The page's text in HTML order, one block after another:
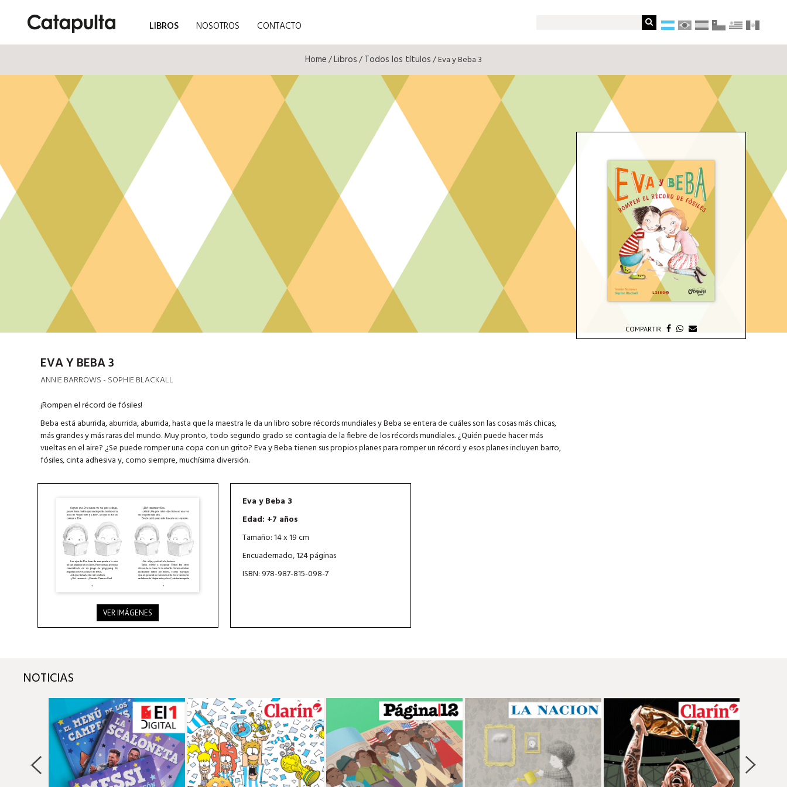
LIBROS NOSOTROS CONTACTO
Home/Libros/Todos los títulos/ Eva y Beba 3
COMPARTIR
EVA Y BEBA 3
ANNIE BARROWS - SOPHIE BLACKALL
¡Rompen el récord de fósiles!
Beba está aburrida, aburrida, aburrida, hasta que la maestra le da un libro sobre récords mundiales y Beba se entera de cuáles son las cosas más chicas,
más grandes y más raras del mundo. Muy pronto, todo segundo grado se contagia de la fiebre de los récords mundiales. ¿Quién puede hacer más
vueltas en el aire? ¿Se puede romper una copa con un grito? Eva y Beba tienen sus propios planes para romper un récord y esos planes incluyen barro,
fósiles, cinta adhesiva y, como siempre, muchísima diversión.
VER IMÁGENES
Eva y Beba 3
Edad: +7 años
Tamaño: 14 x 19 cm
Encuadernado, 124 páginas
ISBN: 978-987-815-098-7
NOTICIAS